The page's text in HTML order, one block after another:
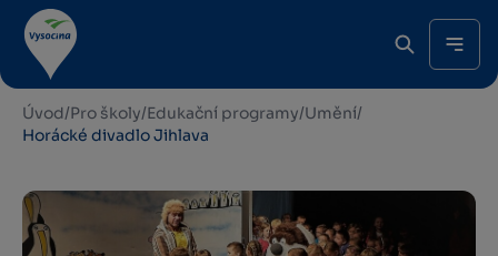
Úvod/Pro školy/Edukační programy/Umění/
Horácké divadlo Jihlava